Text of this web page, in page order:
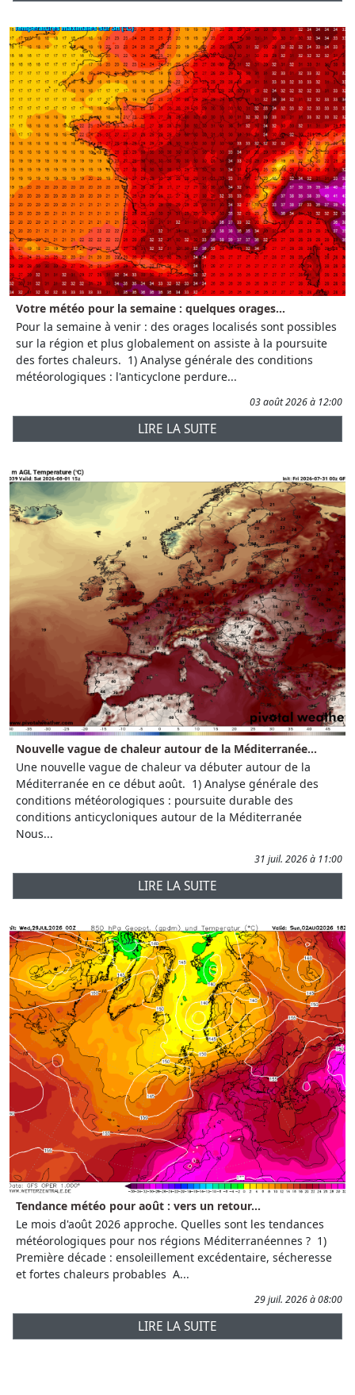
Votre météo pour la semaine : quelques orages...
Pour la semaine à venir : des orages localisés sont possibles
sur la région et plus globalement on assiste à la poursuite
des fortes chaleurs. 1) Analyse générale des conditions
météorologiques : l'anticyclone perdure...
03 août 2026 à 12:00
LIRE LA SUITE
Nouvelle vague de chaleur autour de la Méditerranée...
Une nouvelle vague de chaleur va débuter autour de la
Méditerranée en ce début août. 1) Analyse générale des
conditions météorologiques : poursuite durable des
conditions anticycloniques autour de la Méditerranée
Nous...
31 juil. 2026 à 11:00
LIRE LA SUITE
Tendance météo pour août : vers un retour...
Le mois d'août 2026 approche. Quelles sont les tendances
météorologiques pour nos régions Méditerranéennes ? 1)
Première décade : ensoleillement excédentaire, sécheresse
et fortes chaleurs probables A...
29 juil. 2026 à 08:00
LIRE LA SUITE